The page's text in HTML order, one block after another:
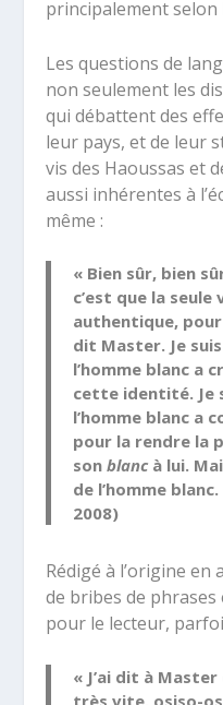
principalement
Les questions de
non seulement les
qui débattent des
leur pays, et de leur
vis des Haoussas et
aussi inhérentes à
même :
« Bien sûr, bien
c’est que la
authentique, pour
dit Master. Je
l’homme blanc a
cette identité. Je
l’homme blanc a
pour la rendre la
sonblanc à lui.
de l’homme
2008)
Rédigé à l’origine en
de bribes de
pour le lecteur,
« J’ai dit à
très vite, osiso-